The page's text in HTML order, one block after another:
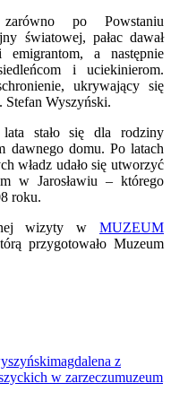
po Powstaniu
światowej, pałac dawał
emigrantom, a następnie
i uciekinierom.
ukrywający się
Stefan Wyszyński.
stało się dla rodziny
dawnego domu. Po latach
władz udało się utworzyć
w Jarosławiu – którego
roku.
wizyty w MUZEUM
przygotowało Muzeum
magdalena z
w zarzeczumuzeum